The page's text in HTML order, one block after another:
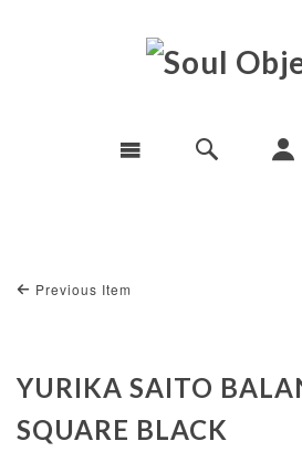
Previous Item
YURIKA SAITO
SQUARE BLACK